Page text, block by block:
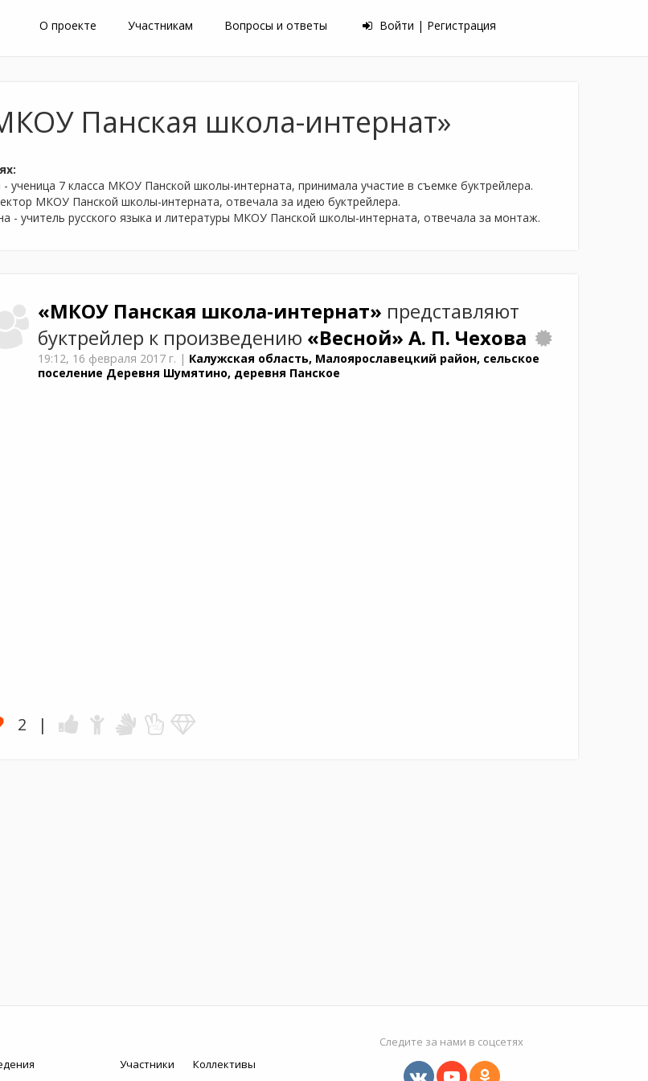
О проекте Участникам Вопросы и ответы Войти | Регистрация
Панская школа-интернат»
ученица 7 класса МКОУ Панской школы-интерната, принимала участие в съемке буктрейлера.
МКОУ Панской школы-интерната, отвечала за идею буктрейлера.
- учитель русского языка и литературы МКОУ Панской школы-интерната, отвечала за монтаж.
«МКОУ Панская школа-интернат» представляют
буктрейлер к произведению «Весной» А. П. Чехова
19:12, 16 февраля 2017 г. | Калужская область, Малоярославецкий район, сельское
поселение Деревня Шумятино, деревня Панское
2
Участники
Коллективы
Следите за нами в соцсетях